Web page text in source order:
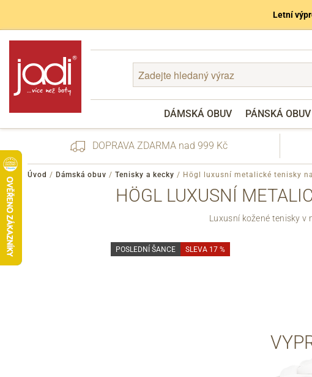
Letní
DÁMSKÁ OBUV PÁNSKÁ OBUV
Zapomenuté heslo
DOPRAVA ZDARMA nad 999 Kč
Úvod / Dámská obuv / Tenisky a kecky / Högl luxusní metalické tenisky
HÖGL LUXUSNÍ
Luxusní kožené tenisky v
POSLEDNÍ ŠANCE SLEVA 17 %